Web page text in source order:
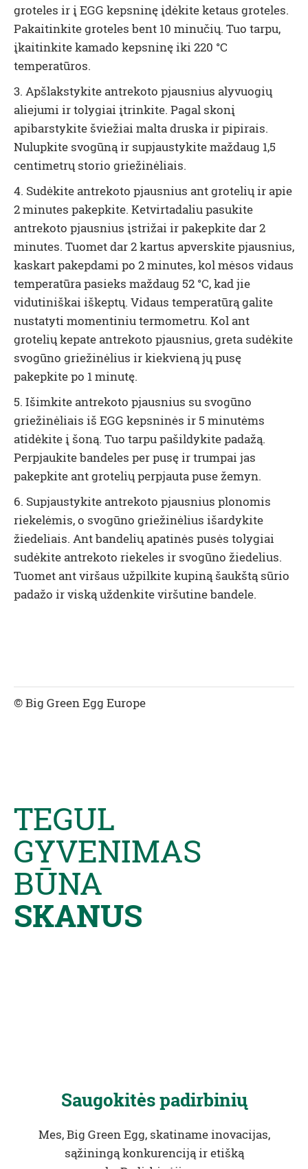
groteles ir į EGG kepsninę įdėkite ketaus groteles.
Pakaitinkite groteles bent 10 minučių. Tuo tarpu,
įkaitinkite kamado kepsninę iki 220 °C
temperatūros.
3. Apšlakstykite antrekoto pjausnius alyvuogių
aliejumi ir tolygiai įtrinkite. Pagal skonį
apibarstykite šviežiai malta druska ir pipirais.
Nulupkite svogūną ir supjaustykite maždaug 1,5
centimetrų storio griežinėliais.
4. Sudėkite antrekoto pjausnius ant grotelių ir apie
2 minutes pakepkite. Ketvirtadaliu pasukite
antrekoto pjausnius įstrižai ir pakepkite dar 2
minutes. Tuomet dar 2 kartus apverskite pjausnius,
kaskart pakepdami po 2 minutes, kol mėsos vidaus
temperatūra pasieks maždaug 52 °C, kad jie
vidutiniškai iškeptų. Vidaus temperatūrą galite
nustatyti momentiniu termometru. Kol ant
grotelių kepate antrekoto pjausnius, greta sudėkite
svogūno griežinėlius ir kiekvieną jų pusę
pakepkite po 1 minutę.
5. Išimkite antrekoto pjausnius su svogūno
griežinėliais iš EGG kepsninės ir 5 minutėms
atidėkite į šoną. Tuo tarpu pašildykite padažą.
Perpjaukite bandeles per pusę ir trumpai jas
pakepkite ant grotelių perpjauta puse žemyn.
6. Supjaustykite antrekoto pjausnius plonomis
riekelėmis, o svogūno griežinėlius išardykite
žiedeliais. Ant bandelių apatinės pusės tolygiai
sudėkite antrekoto riekeles ir svogūno žiedelius.
Tuomet ant viršaus užpilkite kupiną šaukštą sūrio
padažo ir viską uždenkite viršutine bandele.
© Big Green Egg Europe
TEGUL
GYVENIMAS
BŪNA
SKANUS
Saugokitės padirbinių
Mes, Big Green Egg, skatiname inovacijas,
sąžiningą konkurenciją ir etišką